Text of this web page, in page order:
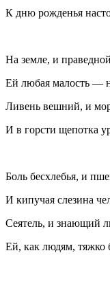
К дню рожденья
На земле, и
Ей любая малость —
Ливень вешний, и
И в горсти щепотка
Боль бесхлебья, и
И кипучая слезина
Сеятель, и знающий
Ей, как людям, тяжко